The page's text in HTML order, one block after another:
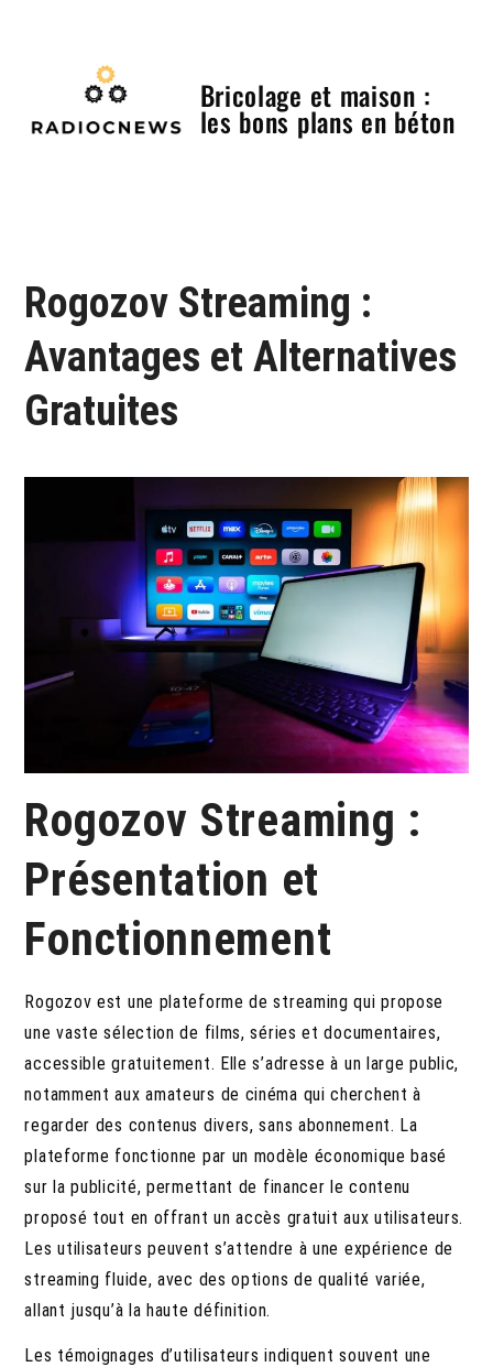
Bricolage et maison :
les bons plans en béton
Rogozov Streaming :
Avantages et Alternatives
Gratuites
Rogozov Streaming :
Présentation et
Fonctionnement
Rogozov est une plateforme de streaming qui propose
une vaste sélection de films, séries et documentaires,
accessible gratuitement. Elle s’adresse à un large public,
notamment aux amateurs de cinéma qui cherchent à
regarder des contenus divers, sans abonnement. La
plateforme fonctionne par un modèle économique basé
sur la publicité, permettant de financer le contenu
proposé tout en offrant un accès gratuit aux utilisateurs.
Les utilisateurs peuvent s’attendre à une expérience de
streaming fluide, avec des options de qualité variée,
allant jusqu’à la haute définition.
Les témoignages d’utilisateurs indiquent souvent une